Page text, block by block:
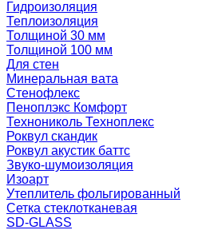
Гидроизоляция
Теплоизоляция
Толщиной 30 мм
Толщиной 100 мм
Для стен
Минеральная вата
Стенофлекс
Пеноплэкс Комфорт
Технониколь Техноплекс
Роквул скандик
Роквул акустик баттс
Звуко-шумоизоляция
Изоарт
Утеплитель фольгированный
Сетка стеклотканевая
SD-GLASS